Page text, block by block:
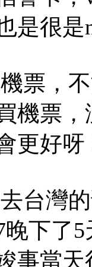
是很是
票，
機票
更好呀
台灣
晚下了
事當